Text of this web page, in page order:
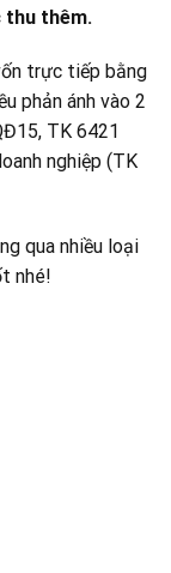
thu thêm.
trực tiếp bằng
phản ánh vào 2
TK 6421
nghiệp (TK
qua nhiều loại
nhé!